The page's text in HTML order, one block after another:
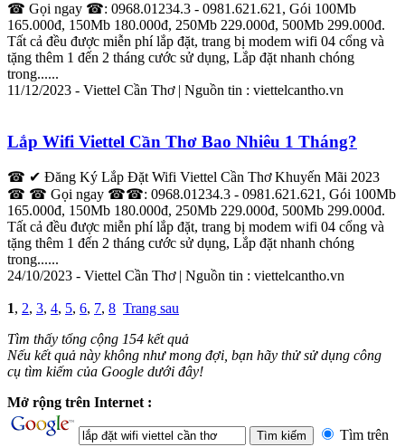
☎ Gọi ngay ☎: 0968.01234.3 - 0981.621.621, Gói 100Mb
165.000đ, 150Mb 180.000đ, 250Mb 229.000đ, 500Mb 299.000đ.
Tất cả đều được miễn phílắp đặt, trang bị modem wifi 04 cổng và
tặng thêm 1 đến 2 tháng cước sử dụng, Lắp đặt nhanh chóng
trong......
11/12/2023 - Viettel Cần Thơ| Nguồn tin : viettelcantho.vn
Lắp Wifi Viettel Cần Thơ Bao Nhiêu 1 Tháng?
☎ ✔ Đăng Ký Lắp ĐặtWifi Viettel Cần ThơKhuyến Mãi 2023
☎ ☎ Gọi ngay ☎☎: 0968.01234.3 - 0981.621.621, Gói 100Mb
165.000đ, 150Mb 180.000đ, 250Mb 229.000đ, 500Mb 299.000đ.
Tất cả đều được miễn phílắp đặt, trang bị modem wifi 04 cổng và
tặng thêm 1 đến 2 tháng cước sử dụng, Lắp đặtnhanh chóng
trong......
24/10/2023 - Viettel Cần Thơ| Nguồn tin : viettelcantho.vn
1, 2, 3, 4, 5, 6, 7, 8 Trang sau
Tìm thấy tổng cộng 154 kết quả
Nếu kết quả này không như mong đợi, bạn hãy thử sử dụng công
cụ tìm kiếm của Google dưới đây!
Mở rộng trên Internet :
Tìm trên